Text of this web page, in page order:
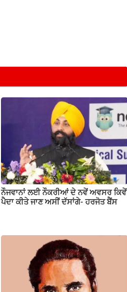
ਨੌਜਵਾਨਾਂ ਲਈ ਨੌਕਰੀਆਂ ਦੇ ਨਵੇਂ ਅਵਸਰ ਕਿਵੇਂ
ਪੈਦਾ ਕੀਤੇ ਜਾਣ ਅਸੀਂ ਦੱਸਾਂਗੇ- ਹਰਜੋਤ ਬੈਂਸ